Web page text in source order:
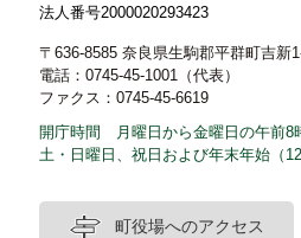
法人番号2000020293423
〒636-8585 奈良県生駒郡平群町吉新
電話：0745-45-1001（代表）
ファクス：0745-45-6619
開庁時間 月曜日から金曜日の午前8
土・日曜日、祝日および年末年始（
町役場へのアクセス